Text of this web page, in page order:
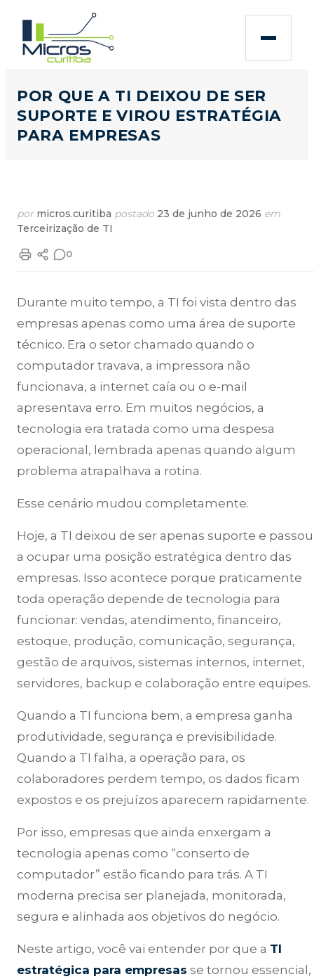
POR QUE A TI DEIXOU DE SER
SUPORTE E VIROU ESTRATÉGIA
PARA EMPRESAS
por micros.curitiba postado 23 de junho de 2026 em
Terceirização de TI
0
Durante muito tempo, a TI foi vista dentro das
empresas apenas como uma área de suporte
técnico. Era o setor chamado quando o
computador travava, a impressora não
funcionava, a internet caía ou o e-mail
apresentava erro. Em muitos negócios, a
tecnologia era tratada como uma despesa
operacional, lembrada apenas quando algum
problema atrapalhava a rotina.
Esse cenário mudou completamente.
Hoje, a TI deixou de ser apenas suporte e passou
a ocupar uma posição estratégica dentro das
empresas. Isso acontece porque praticamente
toda operação depende de tecnologia para
funcionar: vendas, atendimento, financeiro,
estoque, produção, comunicação, segurança,
gestão de arquivos, sistemas internos, internet,
servidores, backup e colaboração entre equipes.
Quando a TI funciona bem, a empresa ganha
produtividade, segurança e previsibilidade.
Quando a TI falha, a operação para, os
colaboradores perdem tempo, os dados ficam
expostos e os prejuízos aparecem rapidamente.
Por isso, empresas que ainda enxergam a
tecnologia apenas como “conserto de
computador” estão ficando para trás. A TI
moderna precisa ser planejada, monitorada,
segura e alinhada aos objetivos do negócio.
Neste artigo, você vai entender por que a TI
estratégica para empresas se tornou essencial,